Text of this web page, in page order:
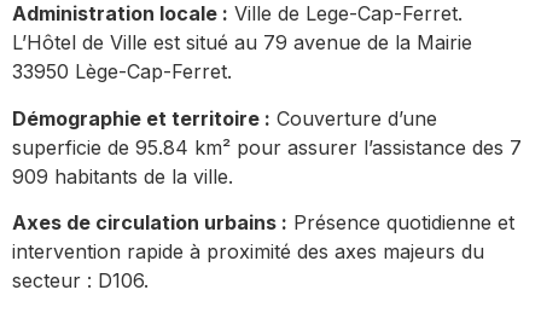
Administration locale : Ville de Lege-Cap-Ferret.
L’Hôtel de Ville est situé au 79 avenue de la Mairie
33950 Lège-Cap-Ferret.
Démographie et territoire : Couverture d’une
superficie de 95.84 km² pour assurer l’assistance des 7
909 habitants de la ville.
Axes de circulation urbains : Présence quotidienne et
intervention rapide à proximité des axes majeurs du
secteur : D106.